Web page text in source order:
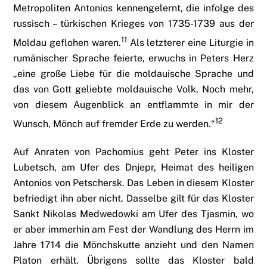
Metropoliten Antonios kennengelernt, die infolge des
russisch – türkischen Krieges von 1735-1739 aus der
Moldau geflohen waren.11 Als letzterer eine Liturgie in
rumänischer Sprache feierte, erwuchs in Peters Herz
„eine große Liebe für die moldauische Sprache und
das von Gott geliebte moldauische Volk. Noch mehr,
von diesem Augenblick an entflammte in mir der
Wunsch, Mönch auf fremder Erde zu werden.“12
Auf Anraten von Pachomius geht Peter ins Kloster
Lubetsch, am Ufer des Dnjepr, Heimat des heiligen
Antonios von Petschersk. Das Leben in diesem Kloster
befriedigt ihn aber nicht. Dasselbe gilt für das Kloster
Sankt Nikolas Medwedowki am Ufer des Tjasmin, wo
er aber immerhin am Fest der Wandlung des Herrn im
Jahre 1714 die Mönchskutte anzieht und den Namen
Platon erhält. Übrigens sollte das Kloster bald